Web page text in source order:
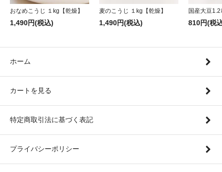
おなめこうじ １kg【乾燥】
1,490円(税込)
麦のこうじ １kg【乾燥】
1,490円(税込)
国産大豆1.2
810円(税
ホーム
カートを見る
特定商取引法に基づく表記
プライバシーポリシー